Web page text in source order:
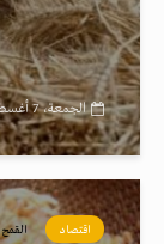
الجمعة، 7 أغسطس 2026، 6:31 ص
اقتصاد القمح